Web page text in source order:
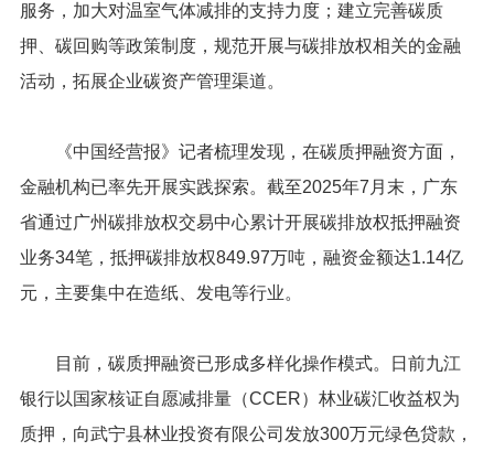
服务，加大对温室气体减排的支持力度；建立完善碳质
押、碳回购等政策制度，规范开展与碳排放权相关的金融
活动，拓展企业碳资产管理渠道。
《中国经营报》记者梳理发现，在碳质押融资方面，
金融机构已率先开展实践探索。截至2025年7月末，广东
省通过广州碳排放权交易中心累计开展碳排放权抵押融资
业务34笔，抵押碳排放权849.97万吨，融资金额达1.14亿
元，主要集中在造纸、发电等行业。
目前，碳质押融资已形成多样化操作模式。日前九江
银行以国家核证自愿减排量（CCER）林业碳汇收益权为
质押，向武宁县林业投资有限公司发放300万元绿色贷款，